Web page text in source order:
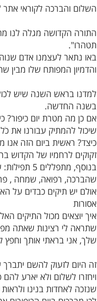
השלום והברכה לקוראי אתר
התורה הקדושה מגלה לנו
תטהרו".
באו נתאר לעצמנו אדם
והדמיון המפותח שלו מבין
למדנו בראש השנה שיש
בשנה החדשה.
אם כן מה מטרת יום כיפור?
שיכול להמתיק עבורנו את
כיצד? ראשית ביום הזה
זקוקים לרחמיו של הקדוש
בנוסף, מתפללים 5
שהברכה, רפואה, שמחה ,
אולם יש תיקים כבדים על
אסורות
איך יוצאים מכול התיקים
שתראה לי רצינות שאתה
שלך, אני בראתי אותך
זה היום לזעוק להשם
ויחזרו לשלום ולא יארע
שנזכה לאחדות בנינו